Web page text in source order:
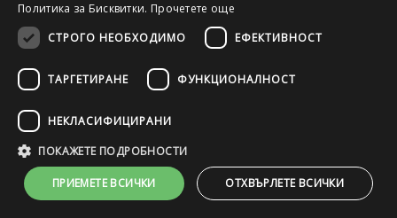
FHD SSD DDR4 Touch
Лаптоп Lenovo ThinkPad T14 Gen 1 (AMD) с процесор AMD
Ryzen 7 PRO 4750U 1700MHz 8MB, 14", RAM 16GB DDR4 Onboard,
Политика за Бисквитки. Прочетете още
СТРОГО НЕОБХОДИМО
ЕФЕКТИВНОСТ
ТАРГЕТИРАНЕ ФУНКЦИОНАЛНОСТ
НЕКЛАСИФИЦИРАНИ
ПОКАЖЕТЕ ПОДРОБНОСТИ
ПРИЕМЕТЕ ВСИЧКИ ОТХВЪРЛЕТЕ ВСИЧКИ